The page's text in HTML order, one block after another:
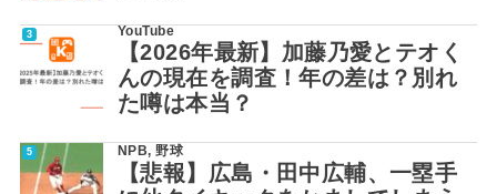
YouTube
【2026年最新】加藤乃愛とテオく
んの現在を調査！年の差は？別れ
た噂は本当？
NPB,野球
【悲報】広島・田中広輔、一塁手